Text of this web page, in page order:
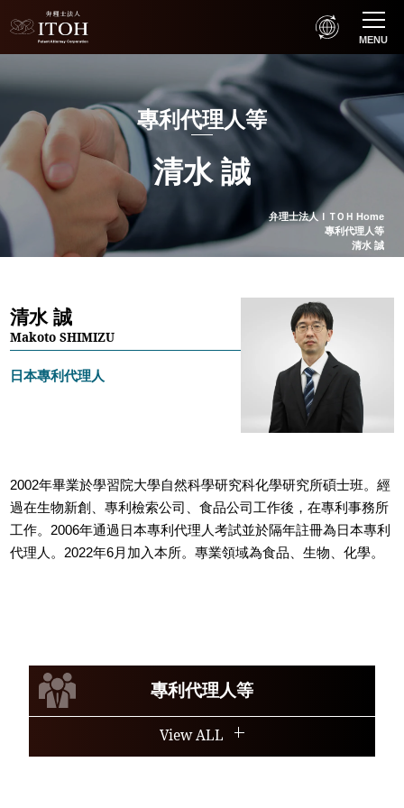
MENU
清水 誠
專利代理人等
弁理士法人ＩＴＯＨ Home
專利代理人等
清水 誠
清水 誠
Makoto SHIMIZU
日本專利代理人
2002年畢業於學習院大學自然科學研究科化學研究所碩士班。經
過在生物新創、專利檢索公司、食品公司工作後，在專利事務所
工作。2006年通過日本專利代理人考試並於隔年註冊為日本專利
代理人。2022年6月加入本所。專業領域為食品、生物、化學。
專利代理人等
View ALL